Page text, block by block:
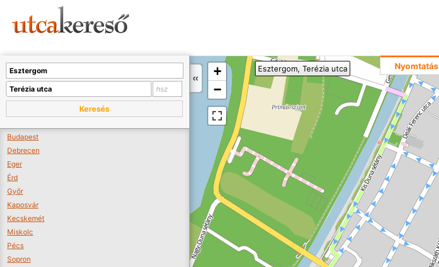
+
−
Nyomtatás
Esztergom, Terézia utca
Keresés
Budapest
Debrecen
Eger
Érd
Győr
Kaposvár
Kecskemét
Miskolc
Pécs
Sopron
A térképet kicsinyíteni kell, hogy látszódjanak a boltok.
Boltok látszódjanak >>